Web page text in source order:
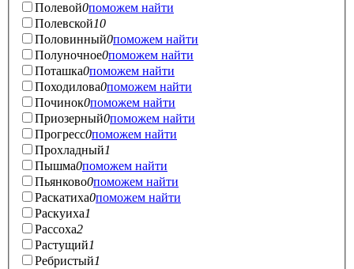
Полевой0поможем найти
Полевской10
Половинный0поможем найти
Полуночное0поможем найти
Поташка0поможем найти
Походилова0поможем найти
Починок0поможем найти
Приозерный0поможем найти
Прогресс0поможем найти
Прохладный1
Пышма0поможем найти
Пьянково0поможем найти
Раскатиха0поможем найти
Раскуиха1
Рассоха2
Растущий1
Ребристый1